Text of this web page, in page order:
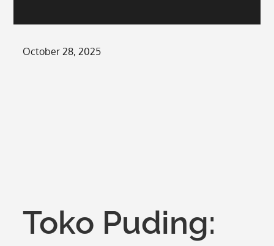
Posted
October 28, 2025
Toko Puding: